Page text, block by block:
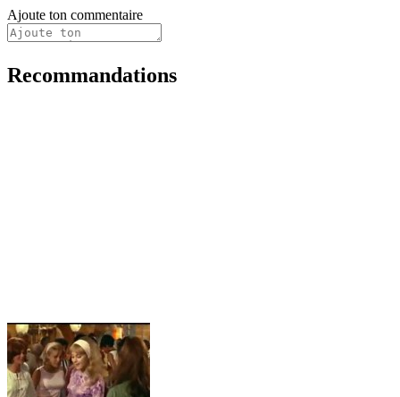
Ajoute ton commentaire
Recommandations